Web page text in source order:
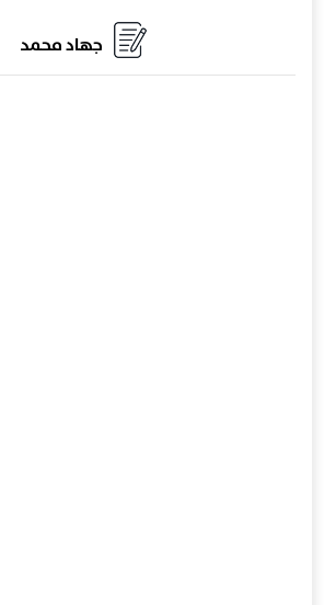
جهاد محمد